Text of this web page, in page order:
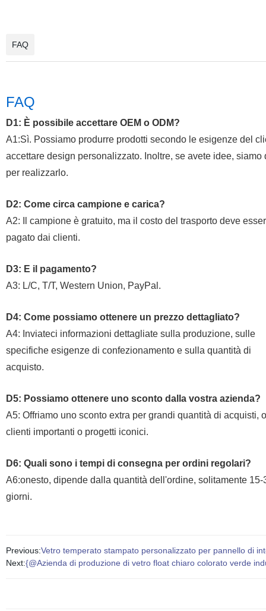
FAQ
FAQ
D1: È possibile accettare OEM o ODM?
A1:Sì. Possiamo produrre prodotti secondo le esigenze del
accettare design personalizzato. Inoltre, se avete idee, siamo
per realizzarlo.
D2: Come circa campione e carica?
A2: Il campione è gratuito, ma il costo del trasporto deve
pagato dai clienti.
D3: E il pagamento?
A3: L/C, T/T, Western Union, PayPal.
D4: Come possiamo ottenere un prezzo dettagliato?
A4: Inviateci informazioni dettagliate sulla produzione, sulle
specifiche esigenze di confezionamento e sulla quantità di
acquisto.
D5: Possiamo ottenere uno sconto dalla vostra azienda?
A5: Offriamo uno sconto extra per grandi quantità di acquisti,
clienti importanti o progetti iconici.
D6: Quali sono i tempi di consegna per ordini regolari?
A6:onesto, dipende dalla quantità dell'ordine, solitamente 15-
giorni.
Previous:Vetro temperato stampato personalizzato per pannello di
Next:{@Azienda di produzione di vetro float chiaro colorato verde